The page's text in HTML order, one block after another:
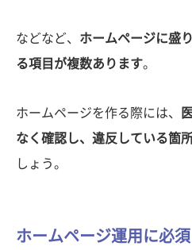
などなど、 ホームページに盛
る項目が複数あります。
ホームページを作る際には、
なく確認し、違反している箇
しょう。
ホームページ運用に必